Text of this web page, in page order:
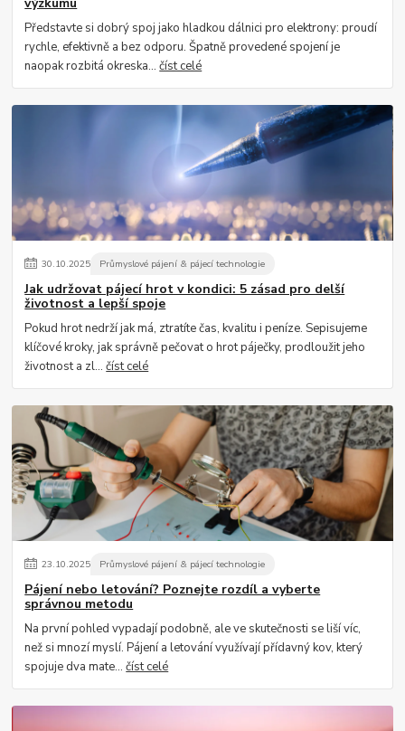
Představte si dobrý spoj jako hladkou dálnici pro elektrony: proudí
rychle, efektivně a bez odporu. Špatně provedené spojení je
naopak rozbitá okreska...číst celé
30.10.2025 Průmyslové pájení & pájecí technologie
Jak udržovat pájecí hrot v kondici: 5 zásad pro delší
životnost a lepší spoje
Pokud hrot nedrží jak má, ztratíte čas, kvalitu i peníze. Sepisujeme
klíčové kroky, jak správně pečovat o hrot páječky, prodloužit jeho
životnost a zl...číst celé
23.10.2025 Průmyslové pájení & pájecí technologie
Pájení nebo letování? Poznejte rozdíl a vyberte
správnou metodu
Na první pohled vypadají podobně, ale ve skutečnosti se liší víc,
než si mnozí myslí. Pájení a letování využívají přídavný kov, který
spojuje dva mate...číst celé